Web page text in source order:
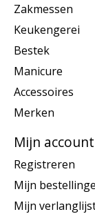
Zakmessen
Keukengerei
Bestek
Manicure
Accessoires
Merken
Mijn account
Registreren
Mijn
Mijn